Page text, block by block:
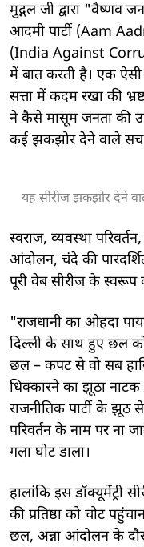
मुद्गल जी द्वारा
आदमी पार्टी (Aam
(India Against
में बात करती है। एक
सत्ता में कदम रखा की
ने कैसे मासूम जनता की
कई झकझोर देने वाले सच
यह सीरीज झकझोर देने
स्वराज, व्यवस्था
आंदोलन, चंदे की
पूरी वेब सीरीज के स्वरूप
"राजधानी का ओहदा
दिल्ली के साथ हुए छल
छल – कपट से वो सब
धिक्कारने का झूठा
राजनीतिक पार्टी के झूठ
परिवर्तन के नाम पर ना
गला घोट डाला।
हालांकि इस डॉक्यूमेंट्री
की प्रतिष्ठा को चोट
छल, अन्ना आंदोलन के